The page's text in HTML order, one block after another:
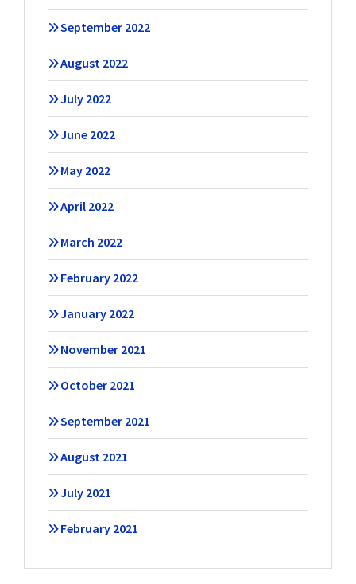
September 2022
August 2022
July 2022
June 2022
May 2022
April 2022
March 2022
February 2022
January 2022
November 2021
October 2021
September 2021
August 2021
July 2021
February 2021